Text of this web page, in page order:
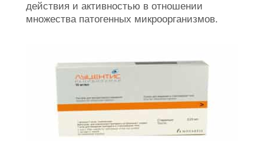
действия и активностью в отношении
множества патогенных микроорганизмов.